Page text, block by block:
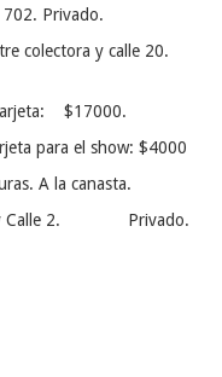
Privado.
y calle 20.
$17000.
para el show: $4000
A la canasta.
y Calle 2. Privado.